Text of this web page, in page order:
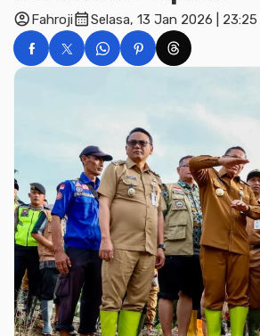
account_circleFahrojicalendar_monthSelasa, 13 Jan 2026 | 23:25